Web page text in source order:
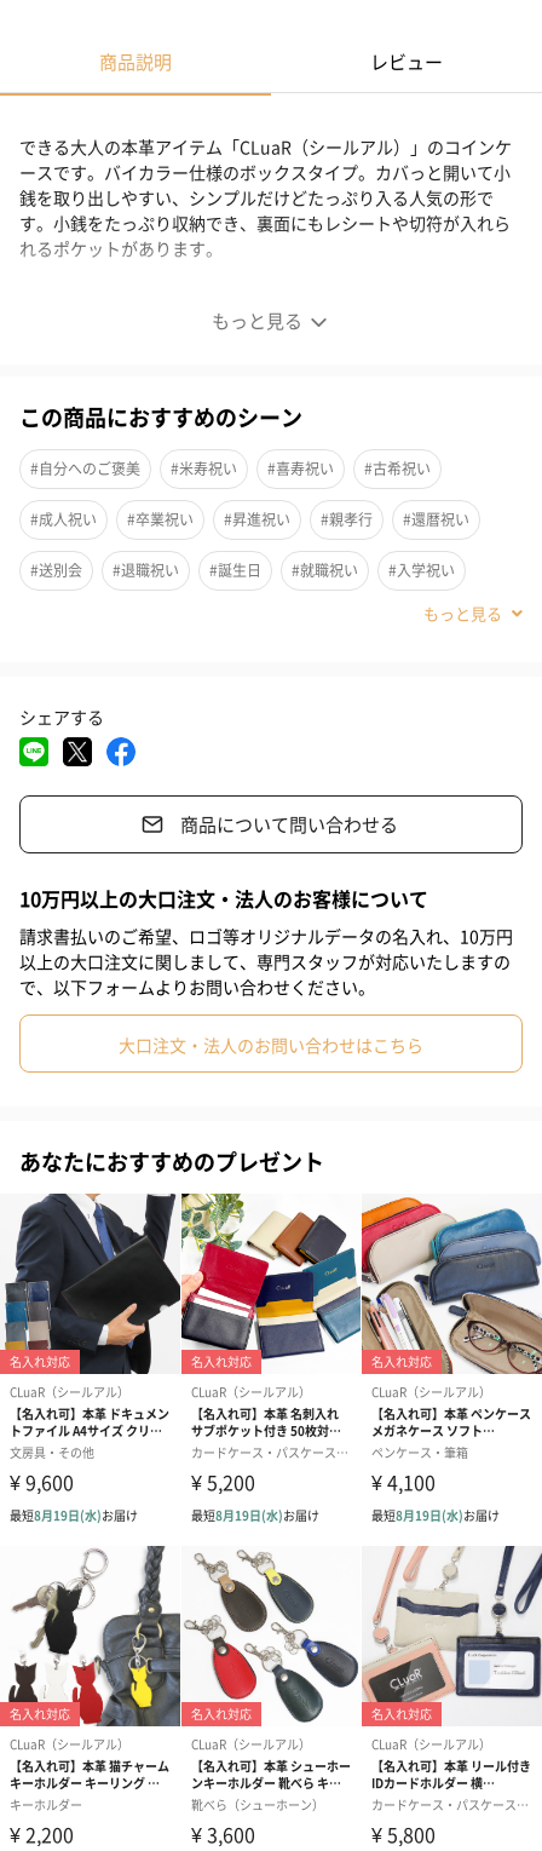
商品説明 レビュー
もっと見る
できる大人の本革アイテム「CLuaR（シールアル）」のコインケ
ースです。バイカラー仕様のボックスタイプ。カバっと開いて小
銭を取り出しやすい、シンプルだけどたっぷり入る人気の形で
す。小銭をたっぷり収納でき、裏面にもレシートや切符が入れら
れるポケットがあります。
「できる大人」が選ぶ本革コインケース
バイカラー仕様のボックスタイプのコインケースです。カバっと
開いて小銭を取り出しやすい、シンプルだけどたっぷり入るのが
嬉しい、人気の形です。
小銭をたっぷり収納でき、裏面にもレシートや切符が入れられる
ポケットがあります。
電子マネー・スマホ決済の普及で小銭を持ち歩く機会が減った方
に。
多くの方が、大きな財布の中にまとめて小銭を入れることがほと
んどだと思いますが、昨今電子決済の普及が進み、決済時に大き
な財布を取り出す機会が減っている方もおられます。
けれど、自動販売機等で小銭が必要なとき、大きな財布を取り出
すことが億劫…。そんな方には、ポケットに難なく入ってかさば
らないコインケースが重宝します。
すが、本革製のアイテムを持つこだわりを見せることで、スマー
トな印象を与え、さらには自身のステータスやモチベーションを
高めてくれるでしょう。
カラーバリエーション
オプションでより特別なアイテムに
レザー製のグッズはそれだけで上品質や高級なイメージがあり、
また季節に関わらず年間を通して使用できるので、ギフトにも喜
ばれます。
特に、入学・卒業・進学・成人のお祝い、ビジネスパーソンには
昇進・勇退等のお祝いやお餞別として人気です。そのほか、誕生
日・母の日・父の日・クリスマスのプレゼントなどにもよく選ば
れます。
この商品におすすめのシーン
#自分へのご褒美 #米寿祝い #喜寿祝い #古希祝い
#成人祝い #卒業祝い #昇進祝い #親孝行 #還暦祝い
#送別会 #退職祝い #誕生日 #就職祝い #入学祝い
#クリスマス
#兄 #妹
#部下男性
#親戚女性 #彼女 #同僚男性 #同僚女性
#妻 #女性 #男性 #男友達 #女友達 #彼氏
#20代前半 #20代後半 #30代 #40代 #50代 #60代
シェアする
商品について問い合わせる
10万円以上の大口注文・法人のお客様について
請求書払いのご希望、ロゴ等オリジナルデータの名入れ、10万円
以上の大口注文に関しまして、専門スタッフが対応いたしますの
で、以下フォームよりお問い合わせください。
大口注文・法人のお問い合わせはこちら
あなたにおすすめのプレゼント